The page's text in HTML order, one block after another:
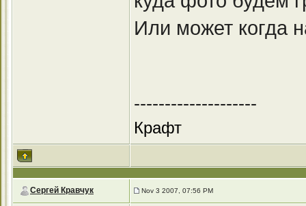
Или может когда
--------------------
Крафт
Сергей Кравчук Nov 3 2007, 07:56 PM